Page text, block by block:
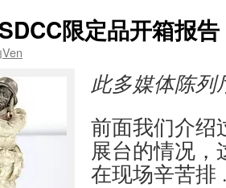
限定品开箱报
Ven
此多媒体陈
前面我们介绍
展台的情况，
在现场辛苦